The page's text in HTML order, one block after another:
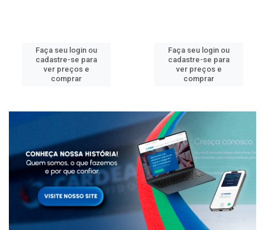
Faça seu login ou
cadastre-se para
ver preços e
comprar
Faça seu login ou
cadastre-se para
ver preços e
comprar